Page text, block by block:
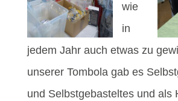
wie
in
jedem Jahr auch etwas zu
unserer Tombola gab es
und Selbstgebasteltes und als